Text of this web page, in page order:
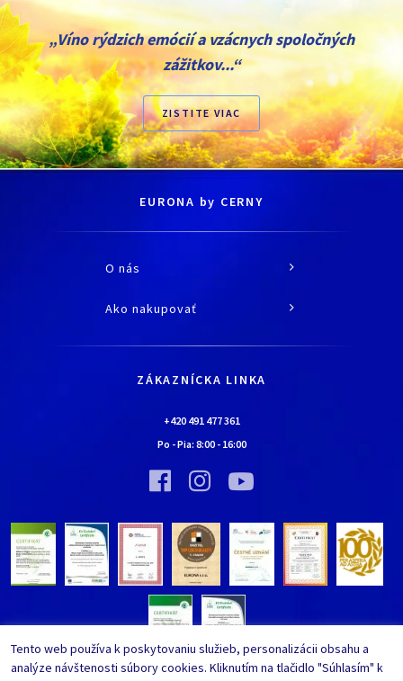
„Víno rýdzich emócií a vzácnych spoločných
zážitkov...“
ZISTITE VIAC
EURONA by CERNY
O nás
O spoločnosti
Kontaktné údaje
Bolo nebolo…
Vínna pivnica EURONA by Cerny
Bolo nebolo…
Ako nakupovať
Všetko o nákupe
Najčastejšie kladené otázky
Upraviť nastavenia ochrany
ZÁKAZNÍCKA LINKA
+420 491 477 361
Po - Pia: 8:00- 16:00
Tento web používa k poskytovaniu služieb, personalizácii obsahu a
analýze návštenosti súbory cookies. Kliknutím na tlačidlo "Súhlasím" k